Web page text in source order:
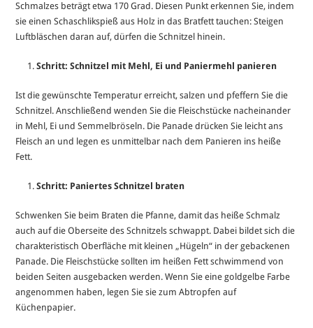
Schmalzes beträgt etwa 170 Grad. Diesen Punkt erkennen Sie, indem
sie einen Schaschlikspieß aus Holz in das Bratfett tauchen: Steigen
Luftbläschen daran auf, dürfen die Schnitzel hinein.
Schritt: Schnitzel mit Mehl, Ei und Paniermehl panieren
Ist die gewünschte Temperatur erreicht, salzen und pfeffern Sie die
Schnitzel. Anschließend wenden Sie die Fleischstücke nacheinander
in Mehl, Ei und Semmelbröseln. Die Panade drücken Sie leicht ans
Fleisch an und legen es unmittelbar nach dem Panieren ins heiße
Fett.
Schritt: Paniertes Schnitzel braten
Schwenken Sie beim Braten die Pfanne, damit das heiße Schmalz
auch auf die Oberseite des Schnitzels schwappt. Dabei bildet sich die
charakteristisch Oberfläche mit kleinen „Hügeln“ in der gebackenen
Panade. Die Fleischstücke sollten im heißen Fett schwimmend von
beiden Seiten ausgebacken werden. Wenn Sie eine goldgelbe Farbe
angenommen haben, legen Sie sie zum Abtropfen auf
Küchenpapier.